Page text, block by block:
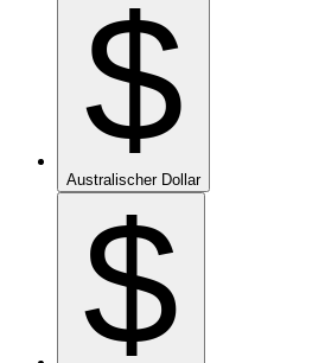
$
Australischer Dollar
$